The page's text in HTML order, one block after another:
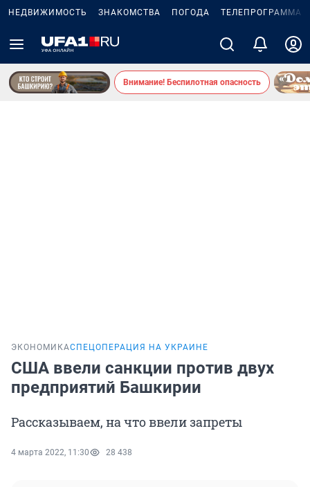
НЕДВИЖИМОСТЬ ЗНАКОМСТВА ПОГОДА ТЕЛЕПРОГРАММА
Внимание! Беспилотная опасность
ЭКОНОМИКАСПЕЦОПЕРАЦИЯ НА УКРАИНЕ
США ввели санкции против двух
предприятий Башкирии
Рассказываем, на что ввели запреты
4 марта 2022, 11:30 28 438